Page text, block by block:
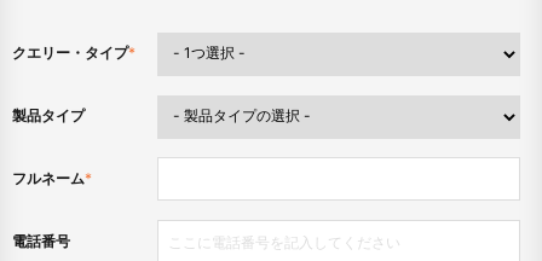
クエリー・タイプ*
製品タイプ
フルネーム*
電話番号